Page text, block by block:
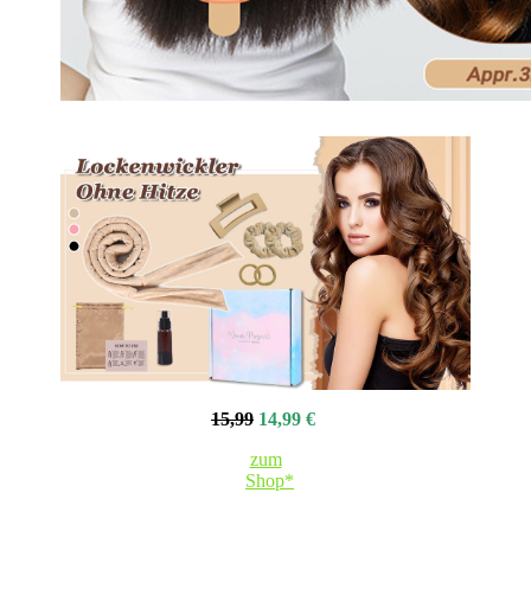
15,99 14,99 €
zum
Shop*